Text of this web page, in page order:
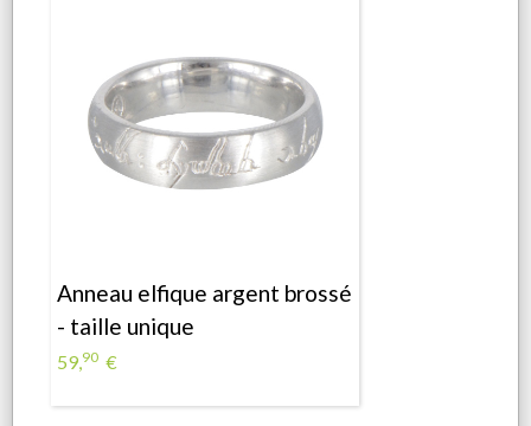
Anneau elfique argent brossé
- taille unique
59, 90 €